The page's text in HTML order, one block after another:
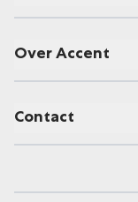
Over Accent
Contact